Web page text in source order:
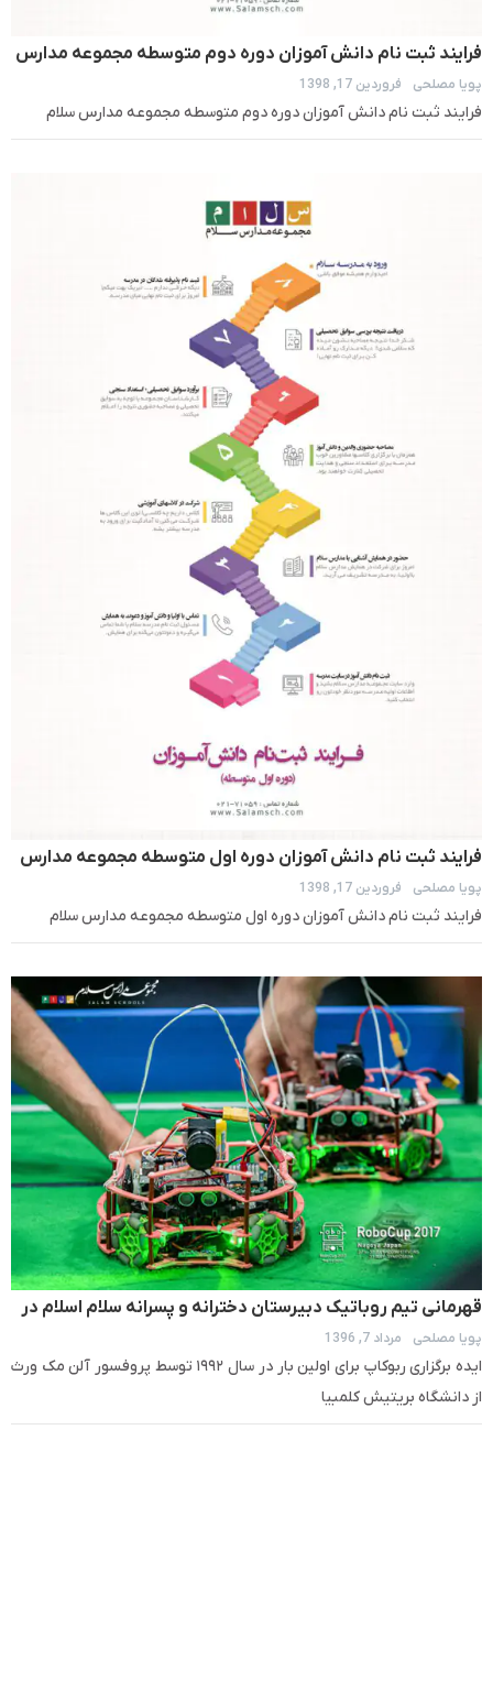
فرایند ثبت نام دانش آموزان دوره دوم متوسطه مجموعه مدارس
سلام
پویا مصلحی فروردین 17, 1398
فرایند ثبت نام دانش آموزان دوره دوم متوسطه مجموعه مدارس سلام
فرایند ثبت نام دانش آموزان دوره اول متوسطه مجموعه مدارس
سلام
پویا مصلحی فروردین 17, 1398
فرایند ثبت نام دانش آموزان دوره اول متوسطه مجموعه مدارس سلام
قهرمانى تیم روباتیک دبیرستان دخترانه و پسرانه سلام اسلام در
مسابقات جهانى روبوکاپ ۲۰۱۷ ژاپن
پویا مصلحی مرداد 7, 1396
ایده برگزاری ربوکاپ برای اولین بار در سال ۱۹۹۲ توسط پروفسور آلن مک ورث
از دانشگاه بریتیش کلمبیا